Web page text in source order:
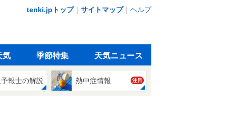
tenki.jpトップ｜ サイトマップ｜ ヘルプ
気 季節特集 天気ニュース
報士の解説 熱中症情報 注目